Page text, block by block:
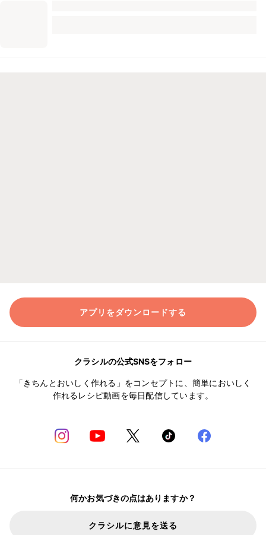
アプリをダウンロードする
クラシルの公式SNSをフォロー
「きちんとおいしく作れる」をコンセプトに、簡単においしく
作れるレシピ動画を毎日配信しています。
何かお気づきの点はありますか？
クラシルに意見を送る